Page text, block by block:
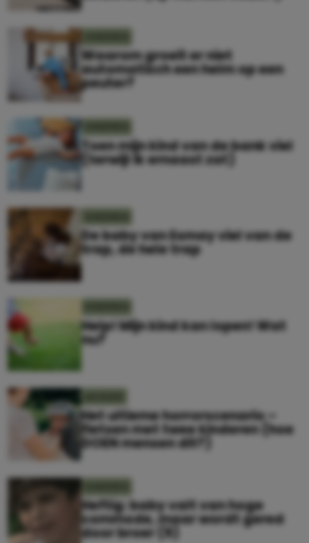
Waarom groeit er niet
automatisch een helm op een
peuter?
Toen mijn kind van de bank viel
(terwijl ik ernaast zat)
De baby van Esmay viel van de
trap, de hele trap
Help! Mijn kind kan lopen! Wat
nu?
Het ultieme horrorscenario –
fietsen met twee kinderen (hoe
DOEN mensen dit?)
Heftig: baby valt van hoge
commode, maar wordt gered
door broer (9)